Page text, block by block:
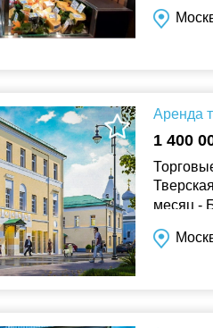
Аренда
1 400
месяц -